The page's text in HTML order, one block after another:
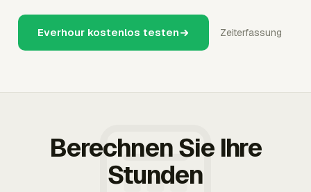
Everhour kostenlos testen Zeiterfassung
Berechnen Sie Ihre
Stunden